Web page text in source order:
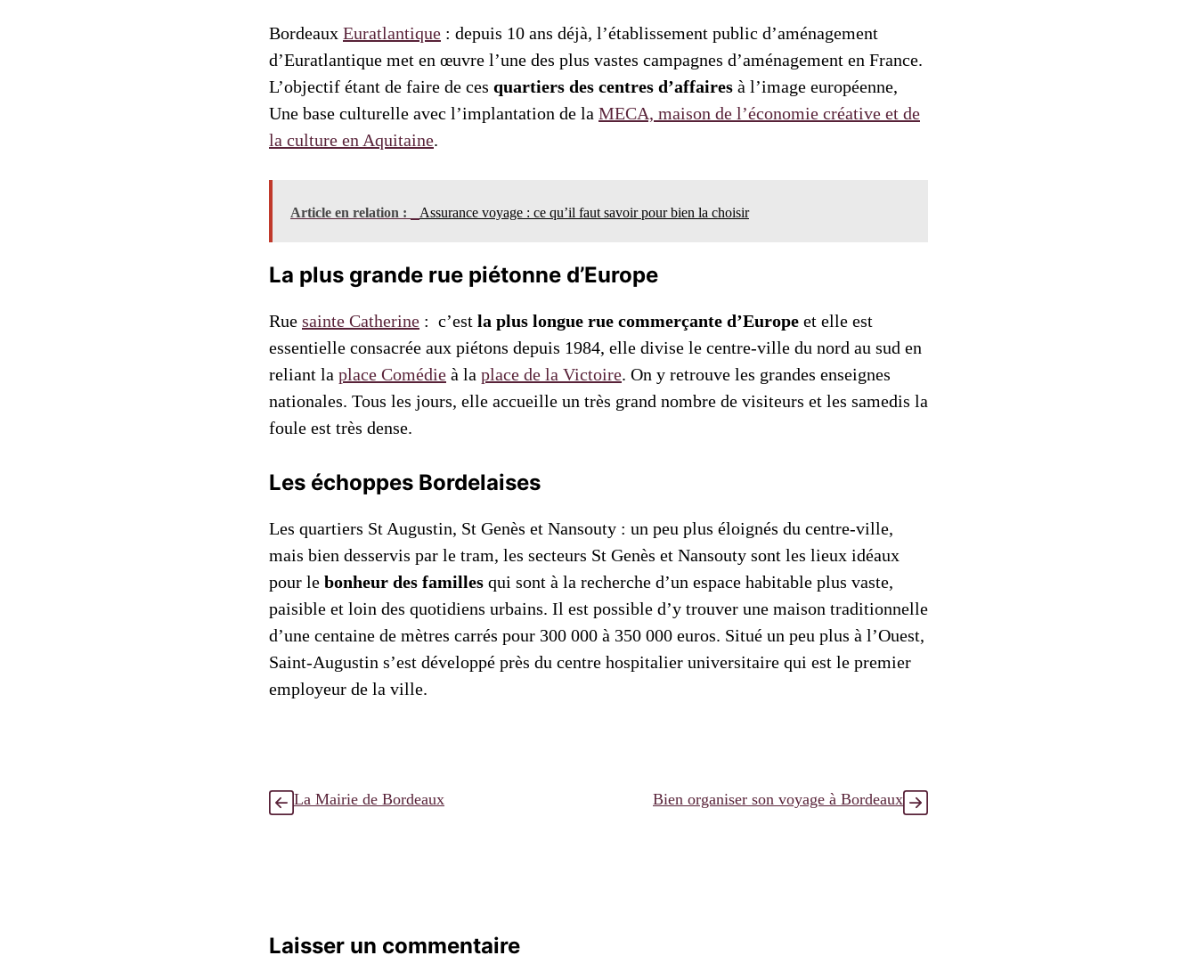
Bordeaux Euratlantique : depuis 10 ans déjà, l’établissement public d’aménagement
d’Euratlantique met en œuvre l’une des plus vastes campagnes d’aménagement en France.
L’objectif étant de faire de ces quartiers des centres d’affaires à l’image européenne,
Une base culturelle avec l’implantation de la MECA, maison de l’économie créative et de
la culture en Aquitaine.
Article en relation : Assurance voyage : ce qu’il faut savoir pour bien la choisir
La plus grande rue piétonne d’Europe
Rue sainte Catherine : c’est la plus longue rue commerçante d’Europe et elle est
essentielle consacrée aux piétons depuis 1984, elle divise le centre-ville du nord au sud en
reliant la place Comédie à la place de la Victoire. On y retrouve les grandes enseignes
nationales. Tous les jours, elle accueille un très grand nombre de visiteurs et les samedis la
foule est très dense.
Les échoppes Bordelaises
Les quartiers St Augustin, St Genès et Nansouty : un peu plus éloignés du centre-ville,
mais bien desservis par le tram, les secteurs St Genès et Nansouty sont les lieux idéaux
pour le bonheur des familles qui sont à la recherche d’un espace habitable plus vaste,
paisible et loin des quotidiens urbains. Il est possible d’y trouver une maison traditionnelle
d’une centaine de mètres carrés pour 300 000 à 350 000 euros. Situé un peu plus à l’Ouest,
Saint-Augustin s’est développé près du centre hospitalier universitaire qui est le premier
employeur de la ville.
La Mairie de Bordeaux Bien organiser son voyage à Bordeaux
Laisser un commentaire